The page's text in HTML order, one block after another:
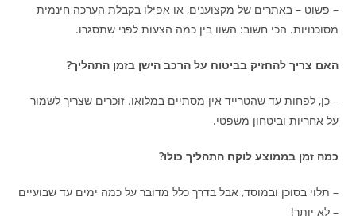
– פשוט – באתרים של מקצוענים, או אפילו בקבלת הערכה חינמית
מסוכנויות. הכי חשוב: השוו בין כמה הצעות לפני שתסגרו.
האם צריך להחזיק בביטוח על הרכב הישן בזמן התהליך?
– כן, לפחות עד שהטרייד אין מסתיים במלואו. זוכרים שצריך לשמור
על אחריות וביטחון משפטי.
כמה זמן בממוצע לוקח התהליך כולו?
– תלוי בסוכן ובמוסד, אבל בדרך כלל מדובר על כמה ימים עד שבועיים
– לא יותר!